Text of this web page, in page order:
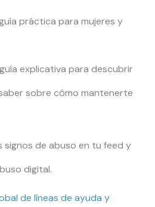
práctica para mujeres y
explicativa para descubrir
sobre cómo mantenerte
de abuso en tu feed y
digital.
de líneas de ayuda y